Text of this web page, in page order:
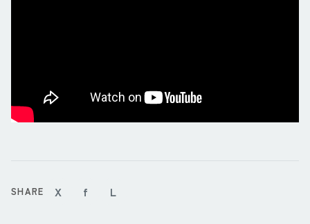
SHARE X f L